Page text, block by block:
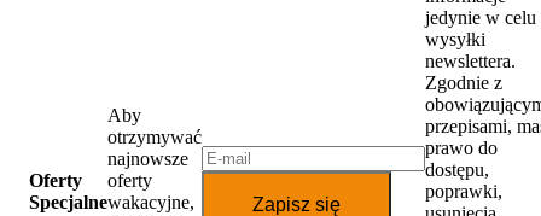
Oferty
Specjalne
Aby
otrzymywać
najnowsze
oferty
wakacyjne,
Zapisz się
jedynie w celu
wysyłki
newslettera.
Zgodnie z
przepisami,
prawo do
dostępu,
poprawki,